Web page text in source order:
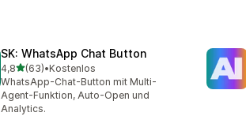
SK: WhatsApp Chat Button
4,8von 5 Sternen
(63)
63 Rezensionen insgesamt
•Kostenlos
WhatsApp-Chat-Button mit Multi-
Agent-Funktion, Auto-Open und
Analytics.